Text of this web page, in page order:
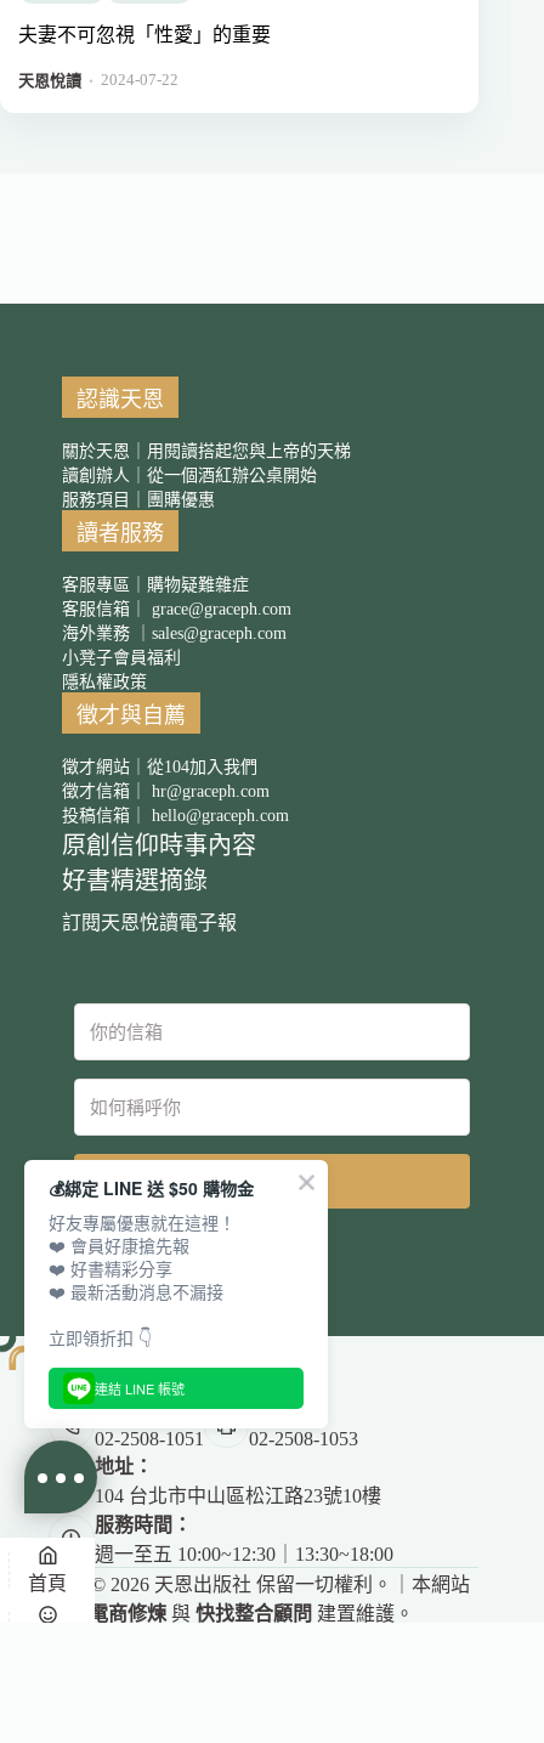
夫妻不可忽視「性愛」的重要
天恩悅讀 ． 2024-07-22
認識天恩
關於天恩｜用閱讀搭起您與上帝的天梯
讀創辦人｜從一個酒紅辦公桌開始
服務項目｜團購優惠
讀者服務
客服專區｜購物疑難雜症
客服信箱｜ grace@graceph.com
海外業務 ｜ sales@graceph.com
小凳子會員福利
隱私權政策
徵才與自薦
徵才網站｜從104加入我們
徵才信箱｜ hr@graceph.com
投稿信箱｜ hello@graceph.com
原創信仰時事內容
好書精選摘錄
訂閱天恩悅讀電子報
立即訂閱
電話：
02-2508-1051
傳真：
02-2508-1053
地址：
104 台北市中山區松江路23號10樓
服務時間：
週一至五 10:00~12:30｜13:30~18:00
Copyright © 2026 天恩出版社 保留一切權利。｜本網站
電商修煉 與快找整合顧問 建置維護。
首頁
💰綁定 LINE 送 $50 購物金
好友專屬優惠就在這裡！
❤️ 會員好康搶先報
❤️ 好書精彩分享
❤️ 最新活動消息不漏接
立即領折扣 👇
連結 LINE 帳號